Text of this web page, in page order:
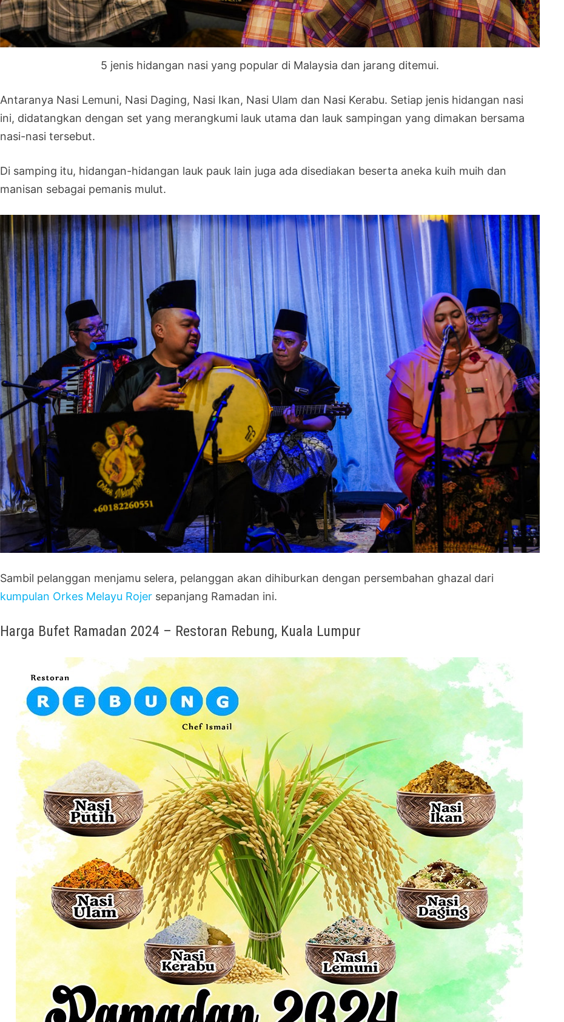
5 jenis hidangan nasi yang popular di Malaysia dan jarang ditemui.
Antaranya Nasi Lemuni, Nasi Daging, Nasi Ikan, Nasi Ulam dan Nasi Kerabu. Setiap jenis hidangan nasi
ini, didatangkan dengan set yang merangkumi lauk utama dan lauk sampingan yang dimakan bersama
nasi-nasi tersebut.
Di samping itu, hidangan-hidangan lauk pauk lain juga ada disediakan beserta aneka kuih muih dan
manisan sebagai pemanis mulut.
Sambil pelanggan menjamu selera, pelanggan akan dihiburkan dengan persembahan ghazal dari
kumpulan Orkes Melayu Rojer sepanjang Ramadan ini.
Harga Bufet Ramadan 2024 – Restoran Rebung, Kuala Lumpur